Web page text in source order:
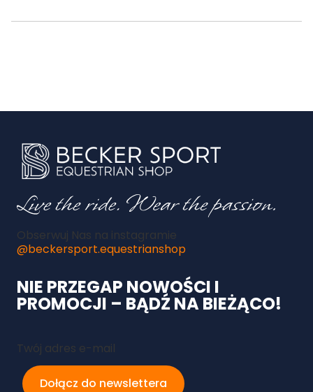
Obserwuj Nas na instagramie
@beckersport.equestrianshop
NIE PRZEGAP NOWOŚCI I
PROMOCJI – BĄDŹ NA BIEŻĄCO!
Twój adres e-mail
Dołącz do newslettera